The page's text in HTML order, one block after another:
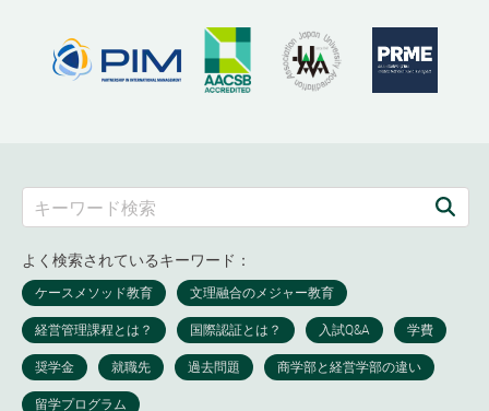
よく検索されているキーワード：